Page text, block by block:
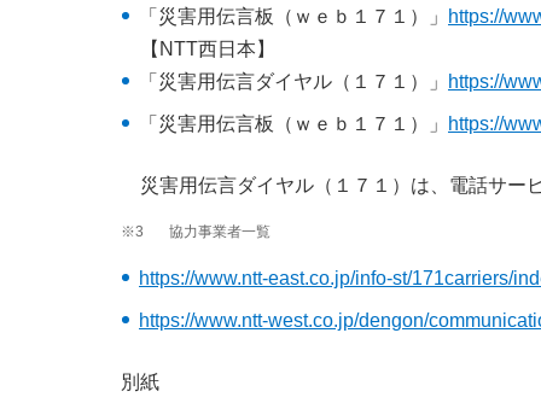
「災害用伝言板（ｗｅｂ１７１）」
https://
【NTT西日本】
「災害用伝言ダイヤル（１７１）」
https://
「災害用伝言板（ｗｅｂ１７１）」 https://
災害用伝言ダイヤル（１７１）は、電話サー
※3 協力事業者一覧
https://www.ntt-east.co.jp/info-st/171carriers/
https://www.ntt-west.co.jp/dengon/
別紙